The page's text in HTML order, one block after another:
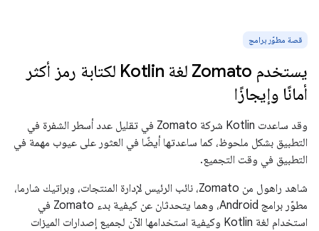
قصة مطوّر برامج
يستخدم Zomato لغة Kotlin لكتابة رمز أكثر
أمانًا وإيجازًا
وقد ساعدت Kotlin شركة Zomato في تقليل عدد أسطر الشفرة في
التطبيق بشكل ملحوظ، كما ساعدتها أيضًا في العثور على عيوب مهمة في
التطبيق في وقت التجميع.
شاهد راهول من Zomato، نائب الرئيس لإدارة المنتجات، وبراتيك شارما،
مطوّر برامج Android، وهما يتحدثان عن كيفية بدء Zomato في
استخدام لغة Kotlin وكيفية استخدامها الآن لجميع إصدارات الميزات